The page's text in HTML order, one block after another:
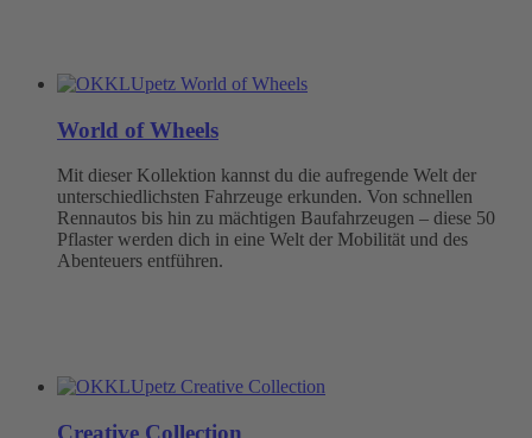
World of Wheels
Mit dieser Kollektion kannst du die aufregende Welt der
unterschiedlichsten Fahrzeuge erkunden. Von schnellen
Rennautos bis hin zu mächtigen Baufahrzeugen – diese 50
Pflaster werden dich in eine Welt der Mobilität und des
Abenteuers entführen.
Creative Collection